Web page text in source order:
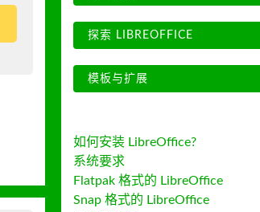
探索 LIBREOFFICE
模板与扩展
如何安装 LibreOffice?
系统要求
Flatpak 格式的 LibreOffice
Snap 格式的 LibreOffice